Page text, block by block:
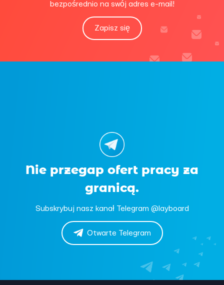
bezpośrednio na swój adres e-mail!
Zapisz się
Nie przegap ofert pracy za
granicą.
Subskrybuj nasz kanał Telegram @layboard
Otwarte Telegram